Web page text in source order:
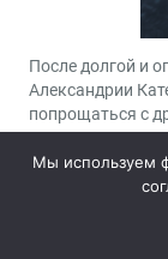
После долгой и
Александрии
попрощаться с
есть посох и
прерывается
Аякчаана,
лицом к лицу в
разные цели:
Мы используем